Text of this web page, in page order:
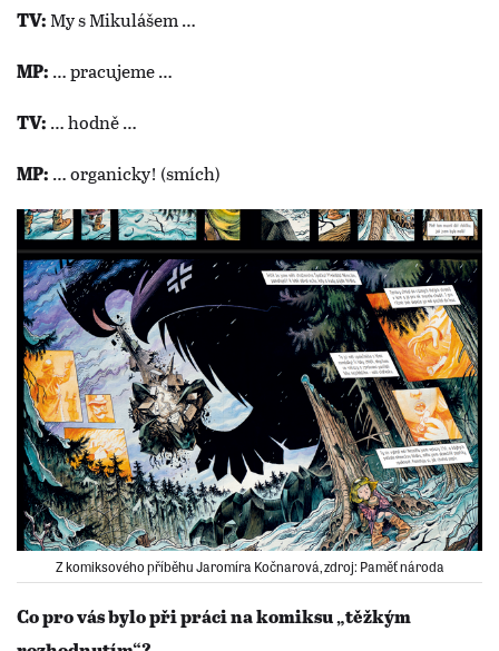
TV: My s Mikulášem …
MP: … pracujeme …
TV: … hodně …
MP: … organicky! (smích)
Z komiksového příběhu Jaromíra Kočnarová, zdroj: Paměť národa
Co pro vás bylo při práci na komiksu „těžkým